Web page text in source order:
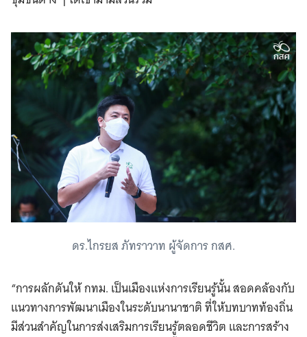
ดร.ไกรยส ภัทราวาท ผู้จัดการ กสศ.
“การผลักดันให้ กทม. เป็นเมืองแห่งการเรียนรู้นั้น สอดคล้องกับ
แนวทางการพัฒนาเมืองในระดับนานาชาติ ที่ให้บทบาทท้องถิ่น
มีส่วนสำคัญในการส่งเสริมการเรียนรู้ตลอดชีวิต และการสร้าง